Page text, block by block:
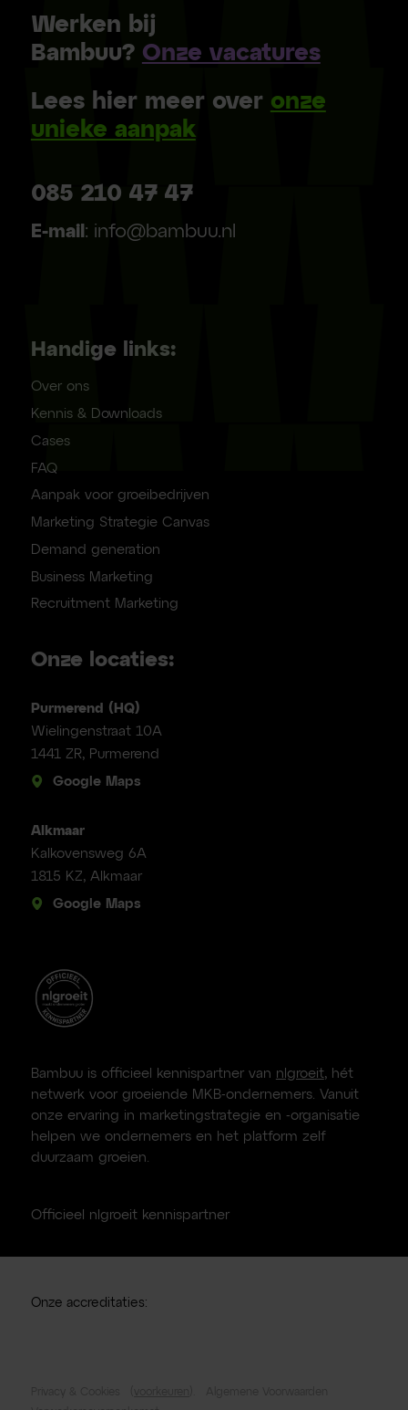
Werken bij
Bambuu? Onze vacatures
Lees hier meer over onze
unieke aanpak
085 210 47 47
E-mail : info@bambuu.nl
Handige links:
Over ons
Kennis & Downloads
Cases
FAQ
Aanpak voor groeibedrijven
Marketing Strategie Canvas
Demand generation
Business Marketing
Recruitment Marketing
Onze locaties:
Purmerend (HQ)
Wielingenstraat 10A
1441 ZR, Purmerend
Google Maps
Alkmaar
Kalkovensweg 6A
1815 KZ, Alkmaar
Google Maps
Bambuu is officieel kennispartner van nlgroeit, hét
netwerk voor groeiende MKB-ondernemers. Vanuit
onze ervaring in marketingstrategie en -organisatie
helpen we ondernemers en het platform zelf
duurzaam groeien.
Officieel nlgroeit kennispartner
Onze accreditaties: